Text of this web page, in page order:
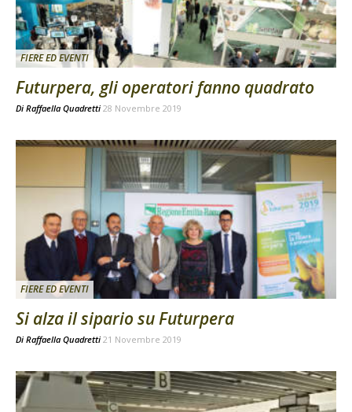
FIERE ED EVENTI
Futurpera, gli operatori fanno quadrato
Di Raffaella Quadretti 28 Novembre 2019
FIERE ED EVENTI
Si alza il sipario su Futurpera
Di Raffaella Quadretti 21 Novembre 2019